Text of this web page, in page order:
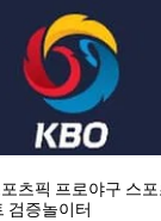
츠픽 프로야구 스
검증놀이터